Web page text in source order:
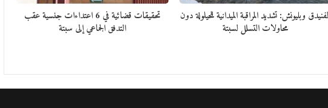
وبليونش: تشديد المراقبة الميدانية للحيلولة دون
محاولات التسلل لسبتة
تحقيقات قضائية في 6 اعتداءات جنسية عقب
التدفق الجماعي إلى سبتة